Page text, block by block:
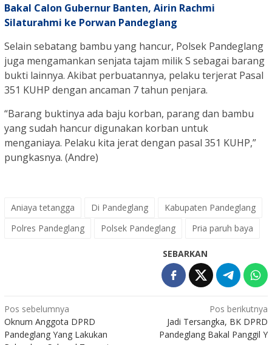
Bakal Calon Gubernur Banten, Airin Rachmi
Silaturahmi ke Porwan Pandeglang
Selain sebatang bambu yang hancur, Polsek Pandeglang
juga mengamankan senjata tajam milik S sebagai barang
bukti lainnya. Akibat perbuatannya, pelaku terjerat Pasal
351 KUHP dengan ancaman 7 tahun penjara.
“Barang buktinya ada baju korban, parang dan bambu
yang sudah hancur digunakan korban untuk
menganiaya. Pelaku kita jerat dengan pasal 351 KUHP,”
pungkasnya. (Andre)
Aniaya tetangga Di Pandeglang
Kabupaten Pandeglang
Polres Pandeglang
Polsek Pandeglang Pria paruh baya
SEBARKAN
Navigasi
pos
Pos sebelumnya
Oknum Anggota DPRD
Pandeglang Yang Lakukan
Pos berikutnya
Jadi Tersangka, BK DPRD
Pandeglang Bakal Panggil Y